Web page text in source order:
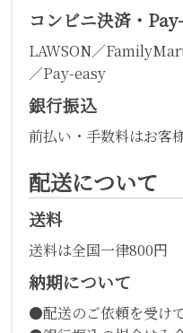
コンビニ決済・
LAWSON／
／Pay-easy
銀行振込
前払い・手数料はお客
配送について
送料
送料は全国一律800円
納期について
●配送のご依頼を受け